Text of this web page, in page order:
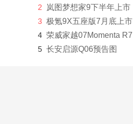
大乘汽车(277)
大发(2)
道达(2)
2
岚图梦想家9下半年上市
3 极氪9X五座版7月底上市
4 荣威家越07Momenta R7
5 长安启源Q06预告图